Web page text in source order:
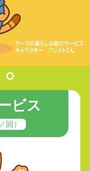
ビス
回）